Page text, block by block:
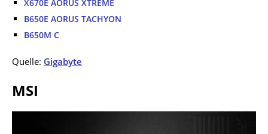
X670E AORUS XTREME
B650E AORUS TACHYON
B650M C
Quelle: Gigabyte
MSI